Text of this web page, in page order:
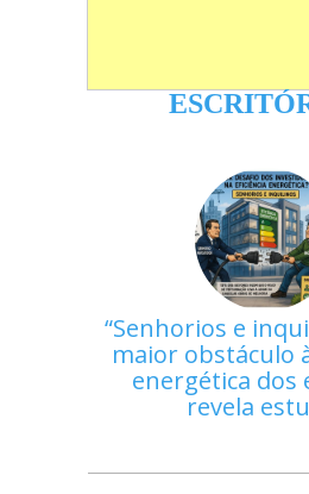
Senhorios e
maior obstáculo
energética dos
revela